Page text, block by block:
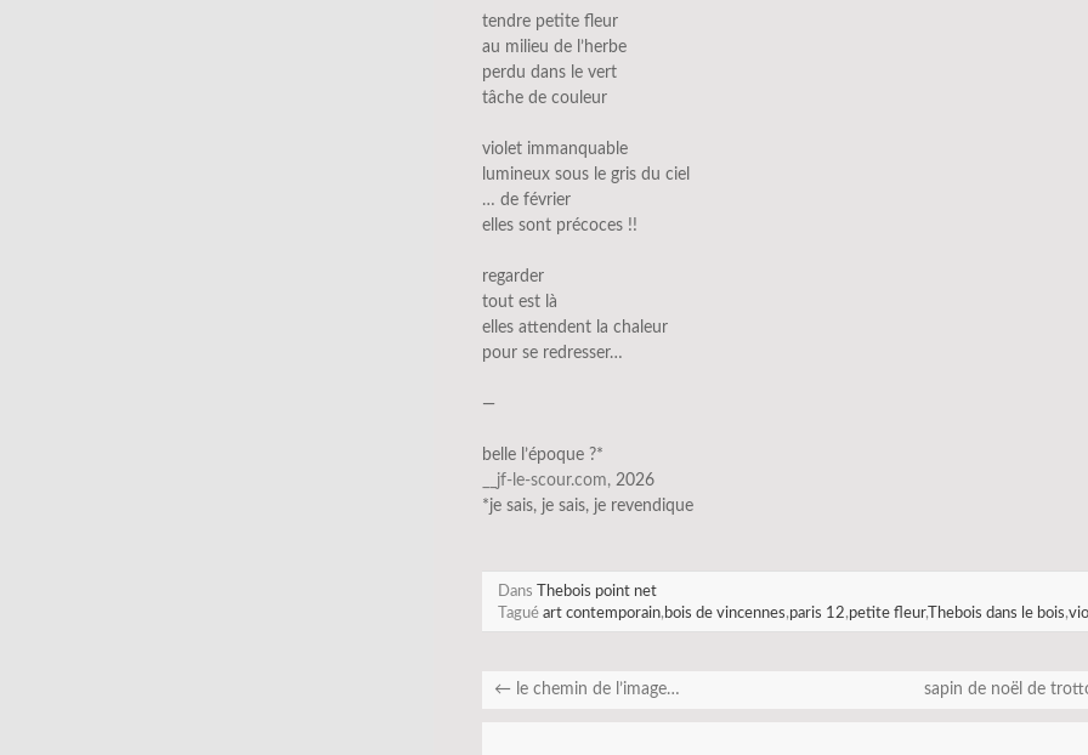
tendre petite fleur
au milieu de l’herbe
perdu dans le vert
tâche de couleur
violet immanquable
lumineux sous le gris du ciel
… de février
elles sont précoces !!
regarder
tout est là
elles attendent la chaleur
pour se redresser…
—
belle l’époque ?*
__jf-le-scour.com, 2026
*je sais, je sais, je revendique
Dans
Thebois point net
Tagué art contemporain, bois de vincennes,paris 12,petite fleur,Thebois dans le bois,
← le chemin de l’image… sapin de noël de